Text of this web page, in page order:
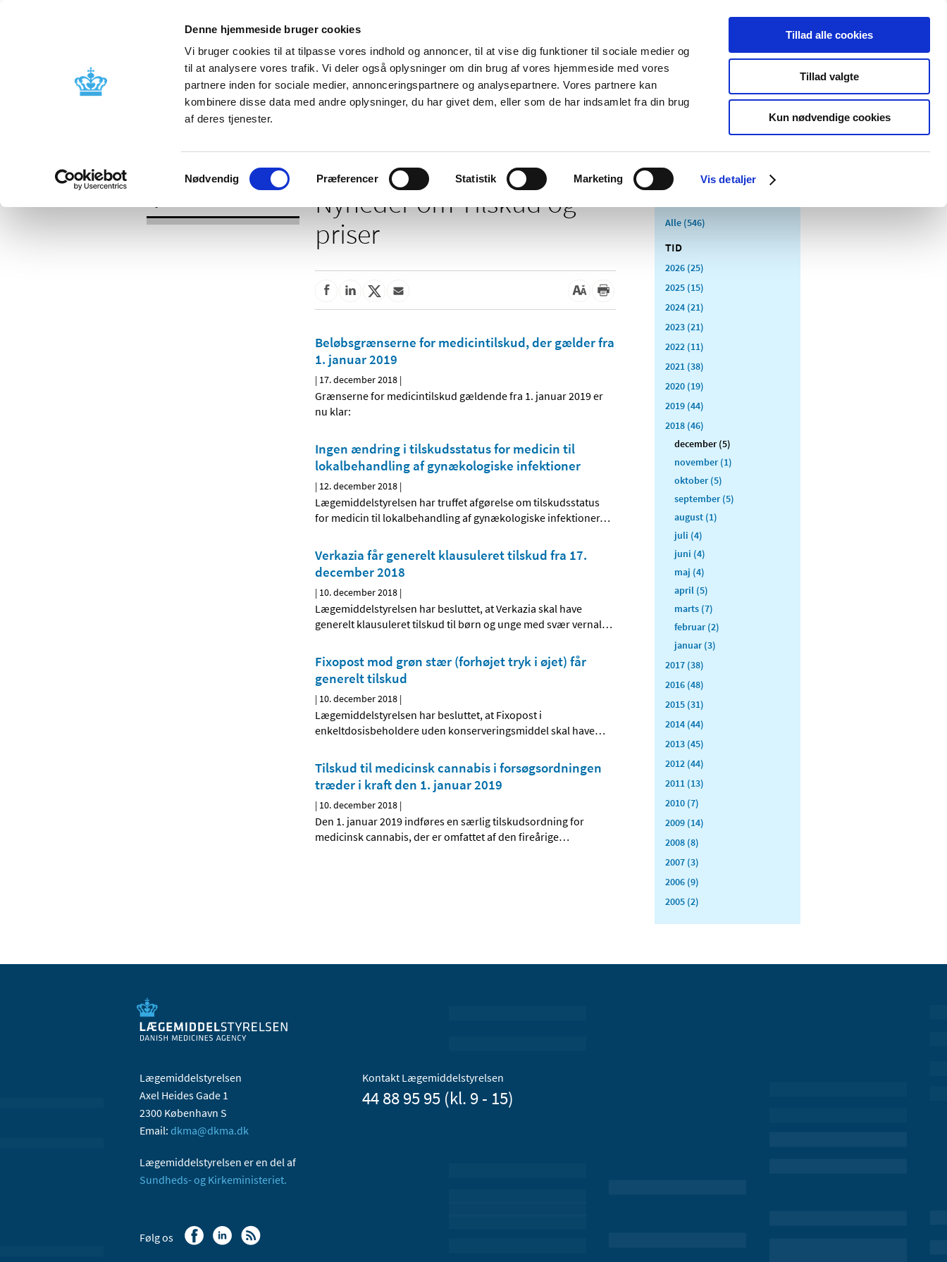
Denne hjemmeside bruger cookies
Vi bruger cookies til at tilpasse vores indhold og annoncer, til at vise dig funktioner til sociale medier og
til at analysere vores trafik. Vi deler også oplysninger om din brug af vores hjemmeside med vores
partnere inden for sociale medier, annonceringspartnere og analysepartnere. Vores partnere kan
kombinere disse data med andre oplysninger, du har givet dem, eller som de har indsamlet fra din brug
af deres tjenester.
Samtykkevalg
Nødvendig Præferencer Statistik Marketing Vis detaljer
Tillad alle cookies
Tillad valgte
Kun nødvendige cookies
Nyheder Om os Kontakt Udgivelser
Godkendelse og
Bivirkninger og
produktinformation
Tilskud og
Apoteker og salg af
Medicinsk
Særlige
produktområder
Nyheder om Tilskud og
priser
Beløbsgrænserne for medicintilskud, der gælder fra
1. januar 2019
| 17. december 2018 |
Grænserne for medicintilskud gældende fra 1. januar 2019 er
nu klar:
Ingen ændring i tilskudsstatus for medicin til
lokalbehandling af gynækologiske infektioner
| 12. december 2018 |
Lægemiddelstyrelsen har truffet afgørelse om tilskudsstatus
for medicin til lokalbehandling af gynækologiske infektioner…
Verkazia får generelt klausuleret tilskud fra 17.
december 2018
| 10. december 2018 |
Lægemiddelstyrelsen har besluttet, at Verkazia skal have
generelt klausuleret tilskud til børn og unge med svær vernal…
Fixopost mod grøn stær (forhøjet tryk i øjet) får
generelt tilskud
| 10. december 2018 |
Lægemiddelstyrelsen har besluttet, at Fixopost i
enkeltdosisbeholdere uden konserveringsmiddel skal have…
Tilskud til medicinsk cannabis i forsøgsordningen
træder i kraft den 1. januar 2019
| 10. december 2018 |
Den 1. januar 2019 indføres en særlig tilskudsordning for
medicinsk cannabis, der er omfattet af den fireårige…
Alle (546)
TID
2026 (25)
2025 (15)
2024 (21)
2023 (21)
2022 (11)
2021 (38)
2020 (19)
2019 (44)
2018 (46)
december (5)
november (1)
oktober (5)
september (5)
august (1)
juli (4)
juni (4)
maj (4)
april (5)
marts (7)
februar (2)
januar (3)
2017 (38)
2016 (48)
2015 (31)
2014 (44)
2013 (45)
2012 (44)
2011 (13)
2010 (7)
2009 (14)
2008 (8)
2007 (3)
2006 (9)
2005 (2)
Lægemiddelstyrelsen
Axel Heides Gade 1
2300 København S
Email: dkma@dkma.dk
Lægemiddelstyrelsen er en del af
Sundheds- og Kirkeministeriet.
Kontakt Lægemiddelstyrelsen
44 88 95 95 (kl. 9 - 15)
Følg os